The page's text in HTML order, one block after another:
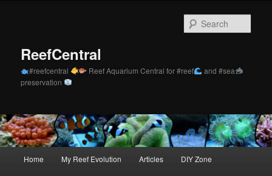
ReefCentral
#reefcentral Reef Aquarium Central for #reef
and #sea
preservation
Home My Reef Evolution Articles DIY Zone